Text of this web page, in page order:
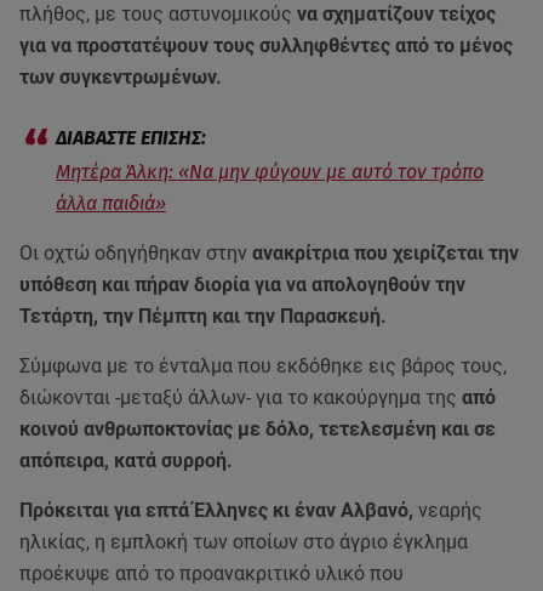
πλήθος, με τους αστυνομικούς να σχηματίζουν τείχος
για να προστατέψουν τους συλληφθέντες από το μένος
των συγκεντρωμένων.
Μητέρα Άλκη: «Να μην φύγουν με αυτό τον τρόπο
άλλα παιδιά»
Οι οχτώ οδηγήθηκαν στην ανακρίτρια που χειρίζεται την
υπόθεση και πήραν διορία για να απολογηθούν την
Τετάρτη, την Πέμπτη και την Παρασκευή.
Σύμφωνα με το ένταλμα που εκδόθηκε εις βάρος τους,
διώκονται -μεταξύ άλλων- για το κακούργημα της από
κοινού ανθρωποκτονίας με δόλο, τετελεσμένη και σε
απόπειρα, κατά συρροή.
Πρόκειται για επτά Έλληνες κι έναν Αλβανό, νεαρής
ηλικίας, η εμπλοκή των οποίων στο άγριο έγκλημα
προέκυψε από το προανακριτικό υλικό που